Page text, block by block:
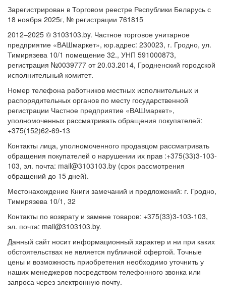
Зарегистрирован в Торговом реестре Республики Беларусь с
18 ноября 2025г, № регистрации 761815
2012–2025 © 3103103.by. Частное торговое унитарное
предприятие «ВАШмаркет», юр.адрес: 230023, г. Гродно, ул.
Тимирязева 10/1 помещение 32., УНП 591000873,
регистрация №0039777 от 20.03.2014, Гродненский городской
исполнительный комитет.
Номер телефона работников местных исполнительных и
распорядительных органов по месту государственной
регистрации Частное предприятие «ВАШмаркет»,
уполномоченных рассматривать обращения покупателей:
+375(152)62-69-13
Контакты лица, уполномоченного продавцом рассматривать
обращения покупателей о нарушении их прав :+375(33)3-103-
103, эл. почта: mail@3103103.by (срок рассмотрения
обращений до 15 дней).
Местонахождение Книги замечаний и предложений: г. Гродно,
Тимирязева 10/1, 32
Контакты по возврату и замене товаров: +375(33)3-103-103,
эл. почта: mail@3103103.by.
Данный сайт носит информационный характер и ни при каких
обстоятельствах не является публичной офертой. Точные
цены и возможность приобретения необходимо уточнить у
наших менеджеров посредством телефонного звонка или
запроса через электронную почту.